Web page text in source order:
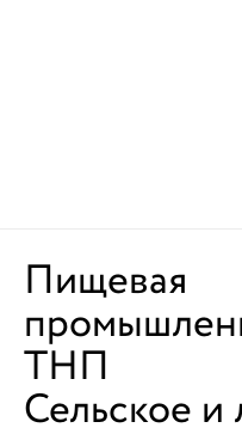
Пищевая
ТНП
Сельское и